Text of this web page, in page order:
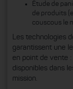
Étude de
de produits
couscous le
Les technologies
garantissent une
en point de vente
disponibles dans
mission.